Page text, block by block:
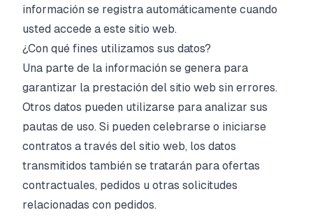
información se registra automáticamente cuando
usted accede a este sitio web.
¿Con qué fines utilizamos sus datos?
Una parte de la información se genera para
garantizar la prestación del sitio web sin errores.
Otros datos pueden utilizarse para analizar sus
pautas de uso. Si pueden celebrarse o iniciarse
contratos a través del sitio web, los datos
transmitidos también se tratarán para ofertas
contractuales, pedidos u otras solicitudes
relacionadas con pedidos.